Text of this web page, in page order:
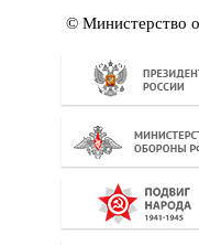
© Министерство